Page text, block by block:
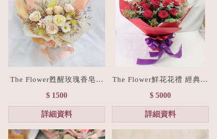
The Flower甦醒玫瑰香皂花
束M size(贈禮物提袋/全台
宅配）香檳色
$ 1500
詳細資料
The Flower鮮花花禮 經典紅
進口玫瑰花束L size
$ 5000
詳細資料